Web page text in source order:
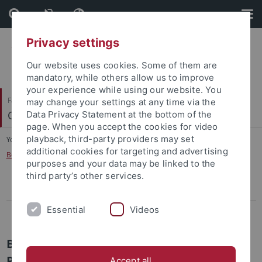
Skip
to
content
Skip
to
footer
Faculty of Science
Clinical Psychology and Psychotherapy
You are here: Home
...
Behandlungsangebot für Kinder, Jugendliche und deren Eltern
Behandlungsangebot für Kinder, Jugendliche und deren Eltern
Behandlungsangebot der
Privacy settings
Our website uses cookies. Some of them are
mandatory, while others allow us to improve
your experience while using our website. You
may change your settings at any time via the
Data Privacy Statement at the bottom of the
page. When you accept the cookies for video
playback, third-party providers may set
additional cookies for targeting and advertising
purposes and your data may be linked to the
third party’s other services.
Essential Videos